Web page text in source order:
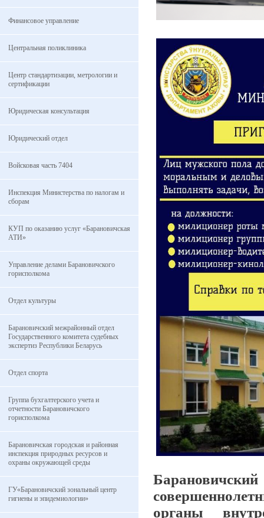
Финансовое управление
Центральная поликлиника
Центр стандартизации, метрологии и
сертификации
Юридическая консультация
Юридический отдел
Войсковая часть 7404
Инспекция Министерства по налогам и
сборам
КУП по оказанию услуг «Барановичская
АТИ»
Управление делами Барановичского
горисполкома
Отдел культуры
Барановичский межрайонный отдел
Государственного комитета судебных
экспертиз Республики Беларусь
Отдел спорта
Группа бухгалтерского учета и
отчетности Барановичского
горисполкома
Барановичская городская и районная
инспекция природных ресурсов и
охраны окружающей среды
ГУ«Барановичский зональный центр
гигиены и эпидемиологии»
органы